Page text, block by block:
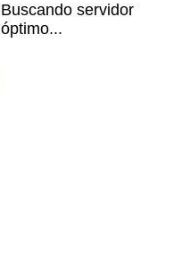
Buscando servidor
óptimo...